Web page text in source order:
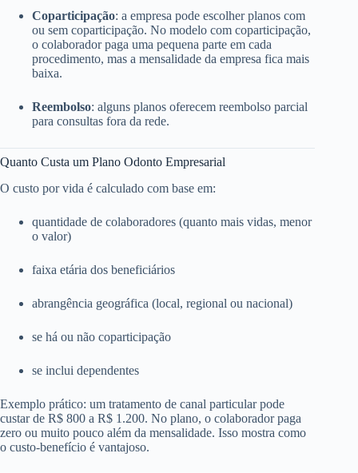
Coparticipação: a empresa pode escolher planos com
ou sem coparticipação. No modelo com coparticipação,
o colaborador paga uma pequena parte em cada
procedimento, mas a mensalidade da empresa fica mais
baixa.
Reembolso: alguns planos oferecem reembolso parcial
para consultas fora da rede.
Quanto Custa um Plano Odonto Empresarial
O custo por vida é calculado com base em:
quantidade de colaboradores (quanto mais vidas, menor
o valor)
faixa etária dos beneficiários
abrangência geográfica (local, regional ou nacional)
se há ou não coparticipação
se inclui dependentes
Exemplo prático: um tratamento de canal particular pode
custar de R$ 800 a R$ 1.200. No plano, o colaborador paga
zero ou muito pouco além da mensalidade. Isso mostra como
o custo-benefício é vantajoso.